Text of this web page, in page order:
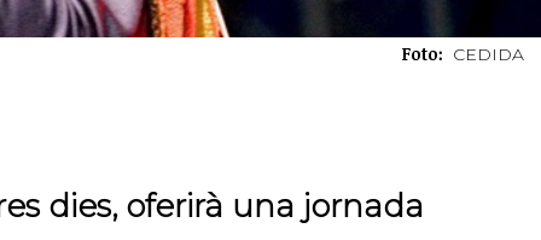
Foto: CEDIDA
dies, oferirà una jornada